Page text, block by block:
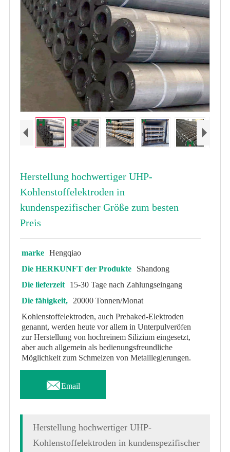
Herstellung hochwertiger UHP-
Kohlenstoffelektroden in
kundenspezifischer Größe zum besten
Preis
marke Hengqiao
Die HERKUNFT der Produkte
Shandong
Die lieferzeit
15-30 Tage nach Zahlungseingang
Die fähigkeit,
20000 Tonnen/Monat
Kohlenstoffelektroden, auch Prebaked-Elektroden
genannt, werden heute vor allem in Unterpulveröfen
zur Herstellung von hochreinem Silizium eingesetzt,
aber auch allgemein als bedienungsfreundliche
Möglichkeit zum Schmelzen von Metalllegierungen.
Email
Herstellung hochwertiger UHP-
Kohlenstoffelektroden in kundenspezifischer